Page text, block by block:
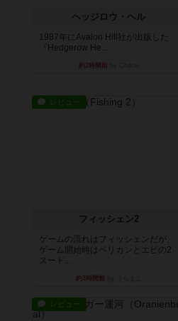
ヘッジロウ・ヘル
1987年にAvalon Hill社が出版した
『Hedgerow He...
約2時間前
レビュー
フィッシェン2
ゲームの流れはフィッシェンだが、
ゲーム開始時はペリカンとエビの2
スート...
約3時間前
レビュー